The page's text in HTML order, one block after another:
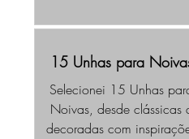
Casamento?
15 Unhas para
Selecionei 15 Unhas
Noivas, desde clássicas
decoradas com